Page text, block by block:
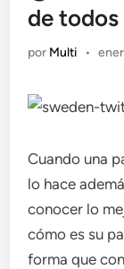
de todos
por Multi •
Cuando una
lo hace
conocer lo
cómo es su
forma que